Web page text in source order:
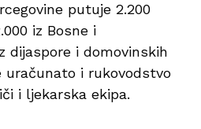
putuje 2.200
iz Bosne i
dijaspore i domovinskih
uračunato i rukovodstvo
i ljekarska ekipa.